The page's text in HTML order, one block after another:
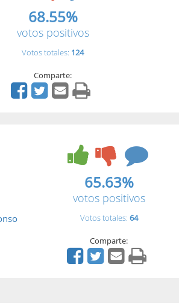
68.55%
votos positivos
Votos totales: 124
Comparte:
65.63%
votos positivos
Votos totales: 64
Comparte: